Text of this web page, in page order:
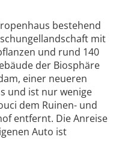
bestehend
mit
und rund 140
der Biosphäre
einer neueren
und ist nur wenige
dem Ruinen- und
entfernt. Die Anreise
Auto ist